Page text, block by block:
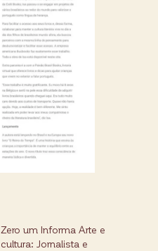
Zero um Informa Arte e
cultura: Jornalista e